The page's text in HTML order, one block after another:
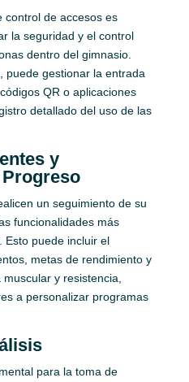
control de accesos es
la seguridad y el control
dentro del gimnasio.
puede gestionar la entrada
QR o aplicaciones
detallado del uso de las
y
un seguimiento de su
funcionalidades más
Esto puede incluir el
metas de rendimiento y
y resistencia,
a personalizar programas
para la toma de